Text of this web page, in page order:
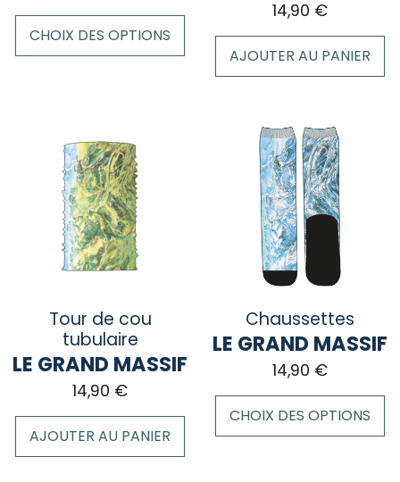
produit
CHOIX DES OPTIONS
plusieurs
variations.
options
peuvent
choisies
du
14,90 €
AJOUTER AU PANIER
Tour de cou
tubulaire
LE GRAND MASSIF
14,90 €
AJOUTER AU PANIER
Chaussettes
LE GRAND MASSIF
14,90 €
CHOIX DES OPTIONS